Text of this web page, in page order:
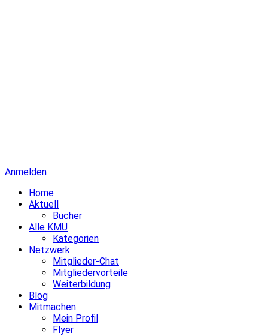
Anmelden
Home
Aktuell
Bücher
Alle KMU
Kategorien
Netzwerk
Mitglieder-Chat
Mitgliedervorteile
Weiterbildung
Blog
Mitmachen
Mein Profil
Flyer